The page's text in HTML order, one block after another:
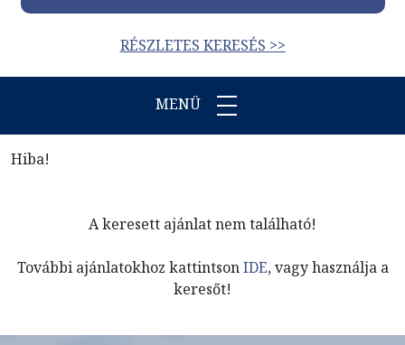
RÉSZLETES KERESÉS >>
MENÜ
Hiba!
A keresett ajánlat nem található!
További ajánlatokhoz kattintsonIDE, vagy használja a
keresőt!